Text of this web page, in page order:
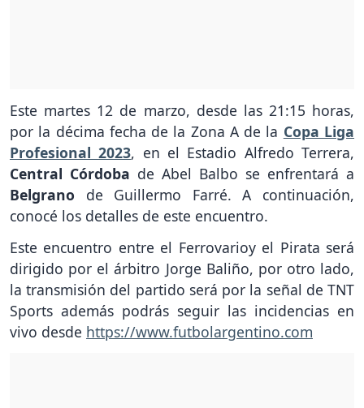
Este martes 12 de marzo, desde las 21:15 horas,
por la décima fecha de la Zona A de la Copa Liga
Profesional 2023, en el Estadio Alfredo Terrera,
Central Córdoba de Abel Balbo se enfrentará a
Belgrano de Guillermo Farré. A continuación,
conocé los detalles de este encuentro.
Este encuentro entre el Ferrovarioy el Pirata será
dirigido por el árbitro Jorge Baliño, por otro lado,
la transmisión del partido será por la señal de TNT
Sports además podrás seguir las incidencias en
vivo desde https://www.futbolargentino.com